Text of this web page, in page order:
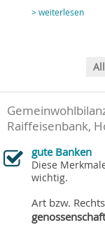
> weiterlesen
Raiffeisenbank,
gute Banken
Diese
wichtig.
Art bzw.